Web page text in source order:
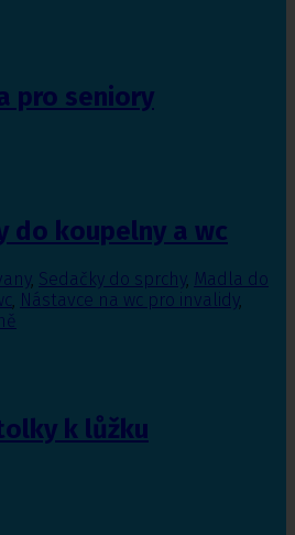
pro seniory
do koupelny a wc
, Sedačky do sprchy, Madla do
, Nástavce na wc pro invalidy,
k lůžku